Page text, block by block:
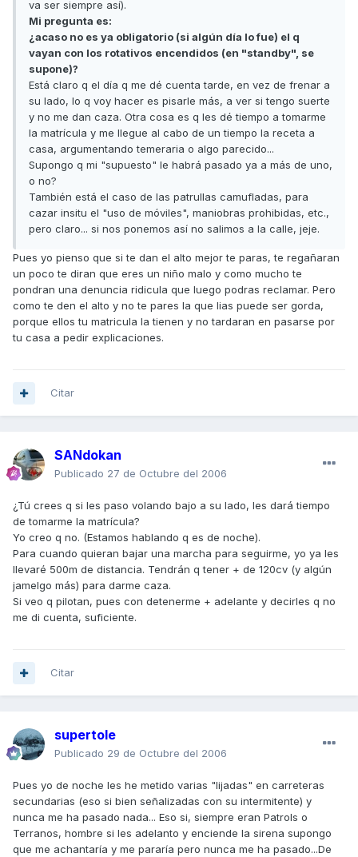
va ser siempre así).
Mi pregunta es:
¿acaso no es ya obligatorio (si algún día lo fue) el q
vayan con los rotativos encendidos (en "standby", se
supone)?
Está claro q el día q me dé cuenta tarde, en vez de frenar a
su lado, lo q voy hacer es pisarle más, a ver si tengo suerte
y no me dan caza. Otra cosa es q les dé tiempo a tomarme
la matrícula y me llegue al cabo de un tiempo la receta a
casa, argumentando temeraria o algo parecido...
Supongo q mi "supuesto" le habrá pasado ya a más de uno,
o no?
También está el caso de las patrullas camufladas, para
cazar insitu el "uso de móviles", maniobras prohibidas, etc.,
pero claro... si nos ponemos así no salimos a la calle, jeje.
Pues yo pienso que si te dan el alto mejor te paras, te regañaran
un poco te diran que eres un niño malo y como mucho te
pondran una denuncia ridicula que luego podras reclamar. Pero
como te den el alto y no te pares la que lias puede ser gorda,
porque ellos tu matricula la tienen y no tardaran en pasarse por
tu casa a pedir explicaciones.
Citar
SANdokan
Publicado 27 de Octubre del 2006
¿Tú crees q si les paso volando bajo a su lado, les dará tiempo
de tomarme la matrícula?
Yo creo q no. (Estamos hablando q es de noche).
Para cuando quieran bajar una marcha para seguirme, yo ya les
llevaré 500m de distancia. Tendrán q tener + de 120cv (y algún
jamelgo más) para darme caza.
Si veo q pilotan, pues con detenerme + adelante y decirles q no
me di cuenta, suficiente.
Citar
supertole
Publicado 29 de Octubre del 2006
Pues yo de noche les he metido varias "lijadas" en carreteras
secundarias (eso si bien señalizadas con su intermitente) y
nunca me ha pasado nada... Eso si, siempre eran Patrols o
Terranos, hombre si les adelanto y enciende la sirena supongo
que me achantaría y me pararía pero nunca me ha pasado...De